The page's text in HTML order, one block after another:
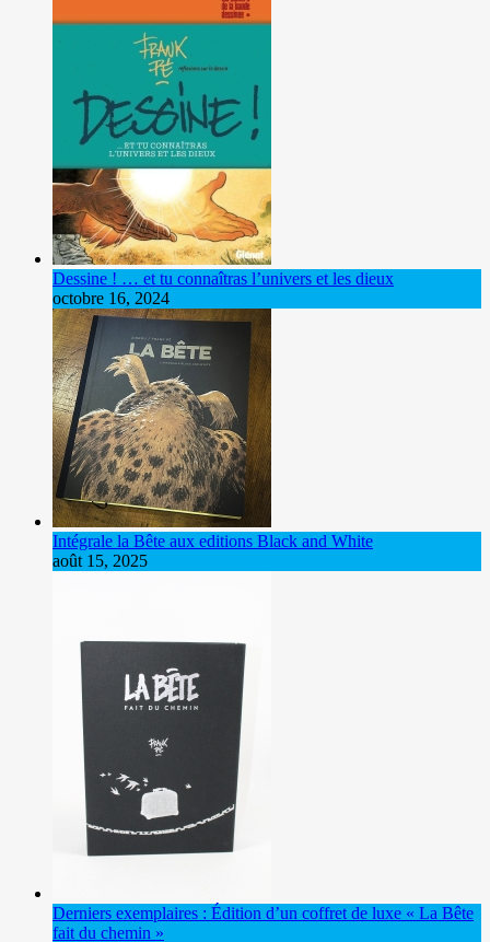
Dessine ! … et tu connaîtras l’univers et les dieux
octobre 16, 2024
Intégrale la Bête aux editions Black and White
août 15, 2025
Derniers exemplaires : Édition d’un coffret de luxe « La Bête
fait du chemin »